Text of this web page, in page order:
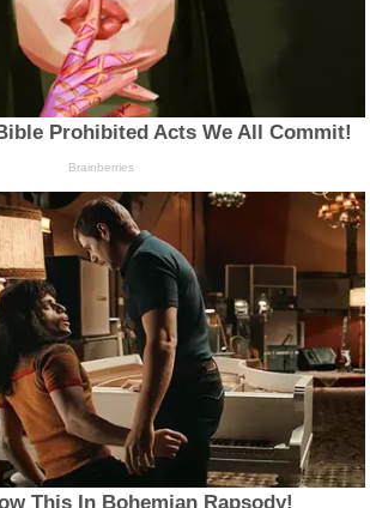
Prohibited Acts We All Commit!
Brainberries
This In Bohemian Rapsody!